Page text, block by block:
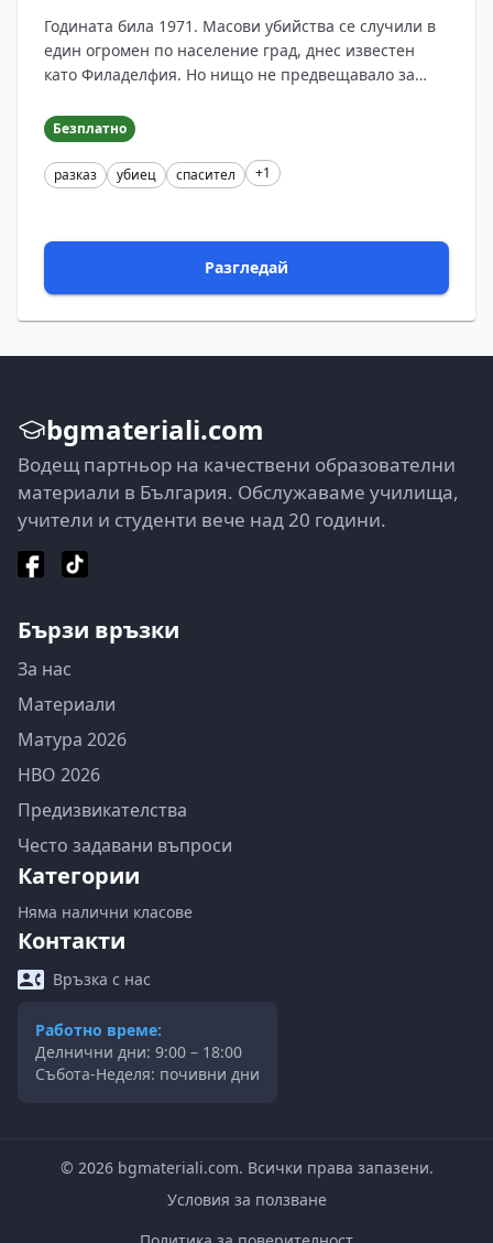
Годината била 1971. Масови убийства се случили в
един огромен по население град, днес известен
като Филаделфия. Но нищо не предвещавало за
център н?...
Безплатно
разказ убиец спасител +1
Разгледай
bgmateriali.com
Водещ партньор на качествени образователни
материали в България. Обслужаваме училища,
учители и студенти вече над 20 години.
Бързи връзки
За нас
Материали
Матура 2026
НВО 2026
Предизвикателства
Често задавани въпроси
Категории
Няма налични класове
Контакти
Връзка с нас
Работно време:
Делнични дни: 9:00 – 18:00
Събота-Неделя: почивни дни
© 2026bgmateriali.com. Всички права запазени.
Условия за ползване